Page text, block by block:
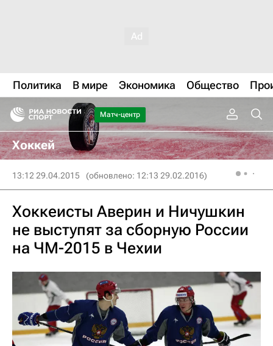
Политика В мире Экономика Общество
Матч-центр
Хоккей
13:12 29.04.2015 (обновлено: 12:13 29.02.2016)
Хоккеисты Аверин и Ничушкин
не выступят за сборную России
на ЧМ-2015 в Чехии